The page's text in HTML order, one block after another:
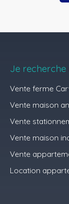
Je recherche
Vente ferme
Vente maison
Vente
Vente maison
Vente
Location